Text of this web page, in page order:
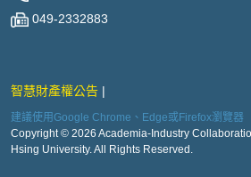
049-2332883
智慧財產權公告
建議使用Google Chrome、Edge或Firefox瀏覽器
Copyright © 2026 Academia-Industry
Hsing University. All Rights Reserved.